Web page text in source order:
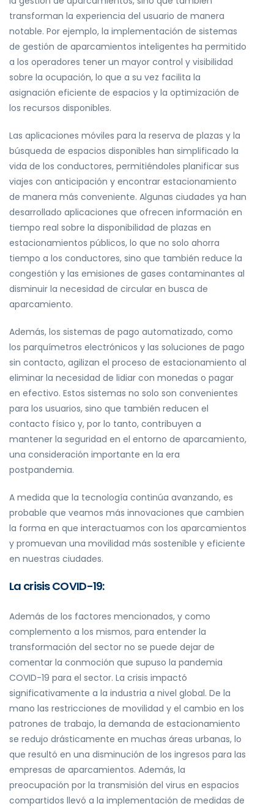
transforman la experiencia del usuario de manera
notable. Por ejemplo, la implementación de sistemas
de gestión de aparcamientos inteligentes ha permitido
a los operadores tener un mayor control y visibilidad
sobre la ocupación, lo que a su vez facilita la
asignación eficiente de espacios y la optimización de
los recursos disponibles.
Las aplicaciones móviles para la reserva de plazas y la
búsqueda de espacios disponibles han simplificado la
vida de los conductores, permitiéndoles planificar sus
viajes con anticipación y encontrar estacionamiento
de manera más conveniente. Algunas ciudades ya han
desarrollado aplicaciones que ofrecen información en
tiempo real sobre la disponibilidad de plazas en
estacionamientos públicos, lo que no solo ahorra
tiempo a los conductores, sino que también reduce la
congestión y las emisiones de gases contaminantes al
disminuir la necesidad de circular en busca de
aparcamiento.
Además, los sistemas de pago automatizado, como
los parquímetros electrónicos y las soluciones de pago
sin contacto, agilizan el proceso de estacionamiento al
eliminar la necesidad de lidiar con monedas o pagar
en efectivo. Estos sistemas no solo son convenientes
para los usuarios, sino que también reducen el
contacto físico y, por lo tanto, contribuyen a
mantener la seguridad en el entorno de aparcamiento,
una consideración importante en la era
postpandemia.
A medida que la tecnología continúa avanzando, es
probable que veamos más innovaciones que cambien
la forma en que interactuamos con los aparcamientos
y promuevan una movilidad más sostenible y eficiente
en nuestras ciudades.
La crisis COVID-19:
Además de los factores mencionados, y como
complemento a los mismos, para entender la
transformación del sector no se puede dejar de
comentar la conmoción que supuso la pandemia
COVID-19 para el sector. La crisis impactó
significativamente a la industria a nivel global. De la
mano las restricciones de movilidad y el cambio en los
patrones de trabajo, la demanda de estacionamiento
se redujo drásticamente en muchas áreas urbanas, lo
que resultó en una disminución de los ingresos para las
empresas de aparcamientos. Además, la
preocupación por la transmisión del virus en espacios
compartidos llevó a la implementación de medidas de